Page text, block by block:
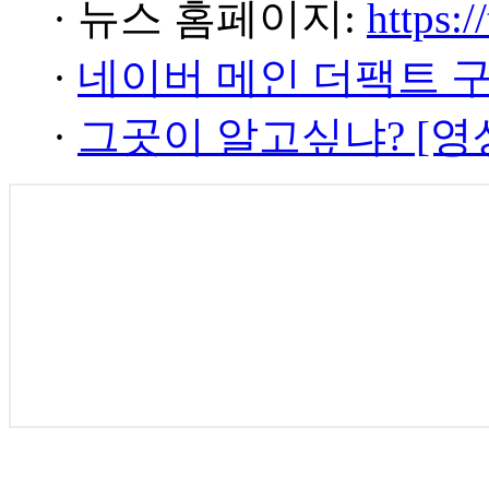
· 뉴스 홈페이지:
· 네이버 메인 더팩트
· 그곳이 알고싶냐? [